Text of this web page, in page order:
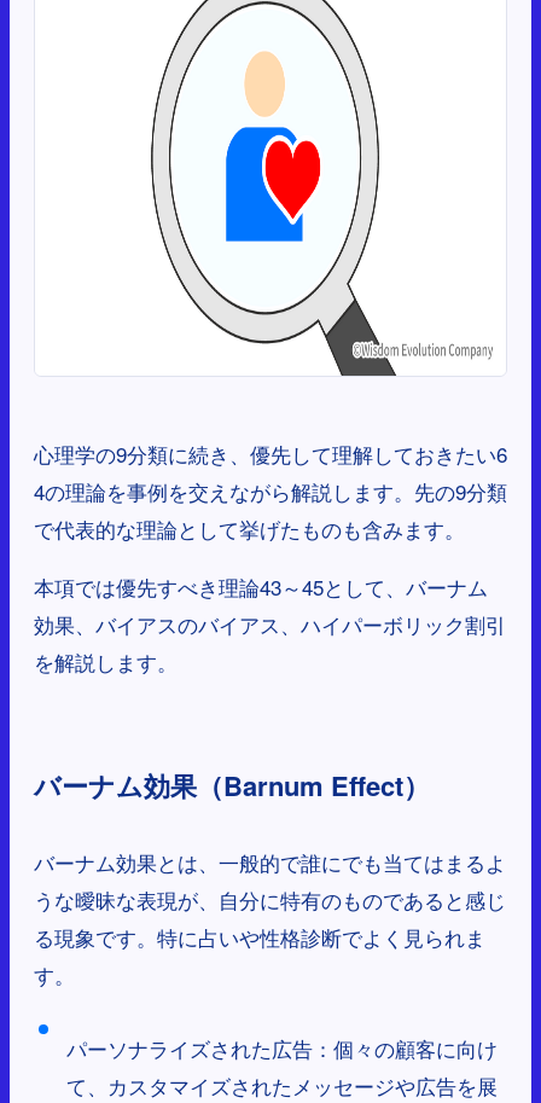
心理学の9分類に続き、優先して理解しておきたい6
4の理論を事例を交えながら解説します。先の9分類
で代表的な理論として挙げたものも含みます。
本項では優先すべき理論43～45として、バーナム
効果、バイアスのバイアス、ハイパーボリック割引
を解説します。
バーナム効果（Barnum Effect）
バーナム効果とは、一般的で誰にでも当てはまるよ
うな曖昧な表現が、自分に特有のものであると感じ
る現象です。特に占いや性格診断でよく見られま
す。
パーソナライズされた広告：個々の顧客に向け
て、カスタマイズされたメッセージや広告を展